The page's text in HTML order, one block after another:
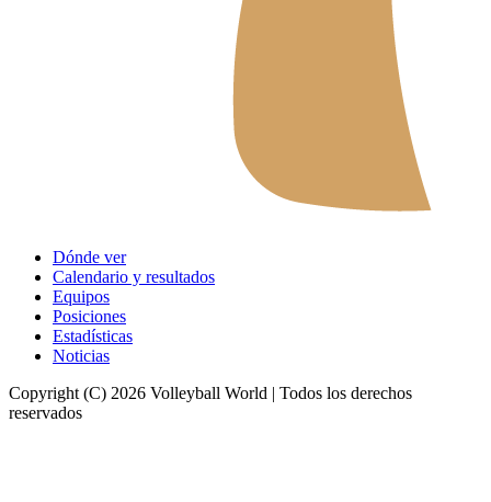
Dónde ver
Calendario y resultados
Equipos
Posiciones
Estadísticas
Noticias
Copyright (C) 2026 Volleyball World | Todos los derechos
reservados